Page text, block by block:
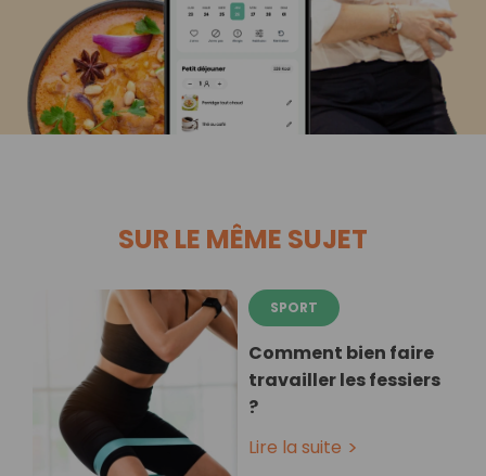
SUR LE MÊME SUJET
SPORT
Comment bien faire
travailler les fessiers
?
Lire la suite